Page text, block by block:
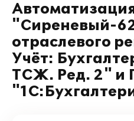
"Сиреневый-
отраслевого
Учёт:
ТСЖ. Ред. 2" и